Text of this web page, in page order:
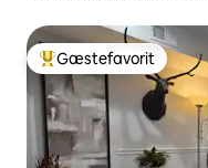
Bedste gæstefavorit
Gæstefavorit